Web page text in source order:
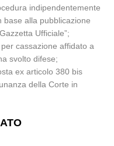
indipendentemente
base alla pubblicazione
Ufficiale”;
cassazione affidato a
svolto difese;
ex articolo 380 bis
della Corte in